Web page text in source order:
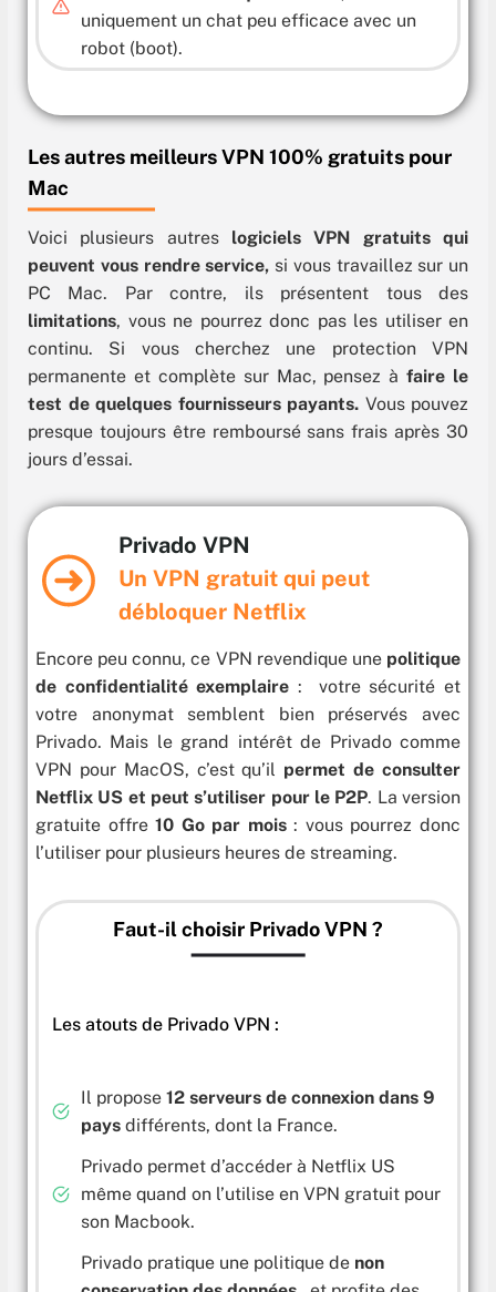
uniquement un chat peu efficace avec un
robot (boot).
Les autres meilleurs VPN 100% gratuits pour
Mac
Voici plusieurs autres logiciels VPN gratuits qui
peuvent vous rendre service, si vous travaillez sur un
PC Mac. Par contre, ils présentent tous des
limitations, vous ne pourrez donc pas les utiliser en
continu. Si vous cherchez une protection VPN
permanente et complète sur Mac, pensez àfaire le
test de quelques fournisseurs payants. Vous pouvez
presque toujours être remboursé sans frais après 30
jours d’essai.
Privado VPN
Un VPN gratuit qui peut
débloquer Netflix
Encore peu connu, ce VPN revendique une politique
de confidentialité exemplaire : votre sécurité et
votre anonymat semblent bien préservés avec
Privado. Mais le grand intérêt de Privado comme
VPN pour MacOS, c’est qu’il permet de consulter
Netflix US et peut s’utiliser pour le P2P. La version
gratuite offre10 Go par mois: vous pourrez donc
l’utiliser pour plusieurs heures de streaming.
Faut-il choisir Privado VPN ?
Les atouts de Privado VPN :
Il propose 12 serveurs de connexion dans 9
pays différents, dont la France.
Privado permet d’accéder à Netflix US
même quand on l’utilise en VPN gratuit pour
son Macbook.
Privado pratique une politique de non